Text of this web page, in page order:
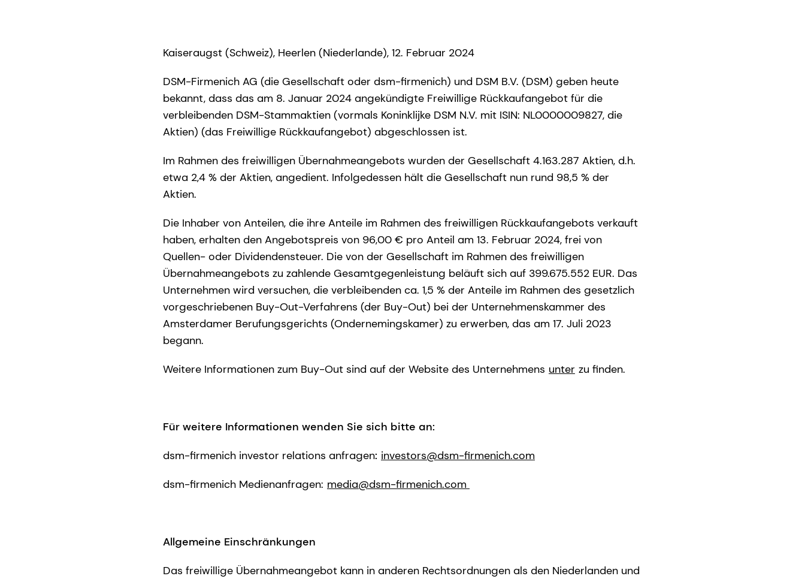
Kaiseraugst (Schweiz), Heerlen (Niederlande), 12. Februar 2024
DSM-Firmenich AG (die Gesellschaft oder dsm-firmenich) und DSM B.V. (DSM) geben heute
bekannt, dass das am 8. Januar 2024 angekündigte Freiwillige Rückkaufangebot für die
verbleibenden DSM-Stammaktien (vormals Koninklijke DSM N.V. mit ISIN: NL0000009827, die
Aktien) (das Freiwillige Rückkaufangebot) abgeschlossen ist.
Im Rahmen des freiwilligen Übernahmeangebots wurden der Gesellschaft 4.163.287 Aktien, d.h.
etwa 2,4 % der Aktien, angedient. Infolgedessen hält die Gesellschaft nun rund 98,5 % der
Aktien.
Die Inhaber von Anteilen, die ihre Anteile im Rahmen des freiwilligen Rückkaufangebots verkauft
haben, erhalten den Angebotspreis von 96,00 € pro Anteil am 13. Februar 2024, frei von
Quellen- oder Dividendensteuer. Die von der Gesellschaft im Rahmen des freiwilligen
Übernahmeangebots zu zahlende Gesamtgegenleistung beläuft sich auf 399.675.552 EUR. Das
Unternehmen wird versuchen, die verbleibenden ca. 1,5 % der Anteile im Rahmen des gesetzlich
vorgeschriebenen Buy-Out-Verfahrens (der Buy-Out) bei der Unternehmenskammer des
Amsterdamer Berufungsgerichts (Ondernemingskamer) zu erwerben, das am 17. Juli 2023
begann.
Weitere Informationen zum Buy-Out sind auf der Website des Unternehmens unter zu finden.
Für weitere Informationen wenden Sie sich bitte an:
dsm-firmenich investor relations anfragen: investors@dsm-firmenich.com
dsm-firmenich Medienanfragen: media@dsm-firmenich.com
Allgemeine Einschränkungen
Das freiwillige Übernahmeangebot kann in anderen Rechtsordnungen als den Niederlanden und